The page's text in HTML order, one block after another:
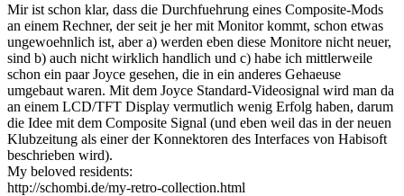
Mir ist schon klar, dass die Durchfuehrung eines Composite-Mods
an einem Rechner, der seit je her mit Monitor kommt, schon etwas
ungewoehnlich ist, aber a) werden eben diese Monitore nicht neuer,
sind b) auch nicht wirklich handlich und c) habe ich mittlerweile
schon ein paar Joyce gesehen, die in ein anderes Gehaeuse
umgebaut waren. Mit dem Joyce Standard-Videosignal wird man da
an einem LCD/TFT Display vermutlich wenig Erfolg haben, darum
die Idee mit dem Composite Signal (und eben weil das in der neuen
Klubzeitung als einer der Konnektoren des Interfaces von Habisoft
beschrieben wird).
My beloved residents:
http://schombi.de/my-retro-collection.html